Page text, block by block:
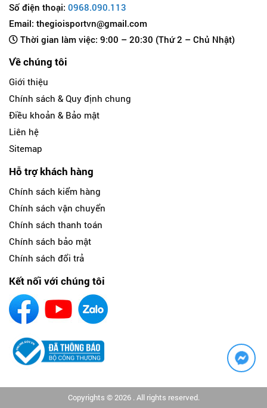
Số điện thoại: 0968.090.113
Email: thegioisportvn@gmail.com
Thời gian làm việc: 9:00 – 20:30 (Thứ 2 – Chủ Nhật)
Về chúng tôi
Giới thiệu
Chính sách & Quy định chung
Điều khoản & Bảo mật
Liên hệ
Sitemap
Hỗ trợ khách hàng
Chính sách kiểm hàng
Chính sách vận chuyển
Chính sách thanh toán
Chính sách bảo mật
Chính sách đổi trả
Kết nối với chúng tôi
Copyrights © 2026 . All rights reserved.